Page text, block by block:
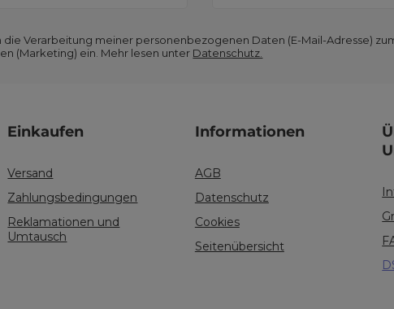
die Verarbeitung meiner personenbezogenen Daten (E-Mail-Adresse)
(Marketing) ein. Mehr lesen unter Datenschutz.
Einkaufen
Versand
Zahlungsbedingungen
Reklamationen und
Umtausch
Informationen
AGB
Datenschutz
Cookies
Seitenübersicht